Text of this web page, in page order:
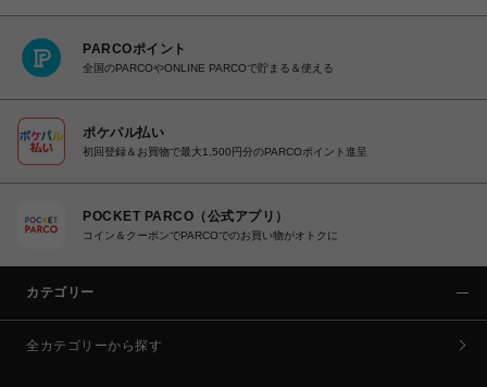
PARCOポイント
全国のPARCOやONLINE PARCOで貯まる＆使える
ポケパル払い
初回登録＆お買物で最大1,500円分のPARCOポイント進呈
POCKET PARCO（公式アプリ）
コイン＆クーポンでPARCOでのお買い物がオトクに
カテゴリー
全カテゴリーから探す